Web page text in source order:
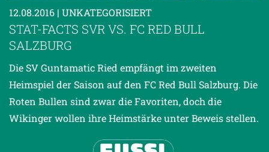
12.08.2016 | UNKATEGORISIERT
STAT-FACTS SVR VS. FC RED BULL
SALZBURG
Die SV Guntamatic Ried empfängt im zweiten
Heimspiel der Saison auf den FC Red Bull Salzburg. Die
Roten Bullen sind zwar die Favoriten, doch die
Wikinger wollen ihre Heimstärke unter Beweis stellen.